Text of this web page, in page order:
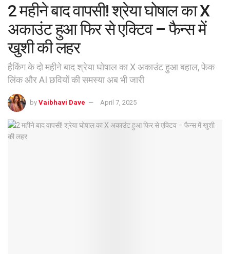
2 महीने बाद वापसी! श्रेया घोषाल का X
अकाउंट हुआ फिर से एक्टिव – फैन्स में
खुशी की लहर
हैकिंग के दो महीने बाद श्रेया घोषाल का X अकाउंट हुआ बहाल, फेक
लिंक और AI छवियों की समस्या अब भी जारी
by Vaibhavi Dave April 7, 2025